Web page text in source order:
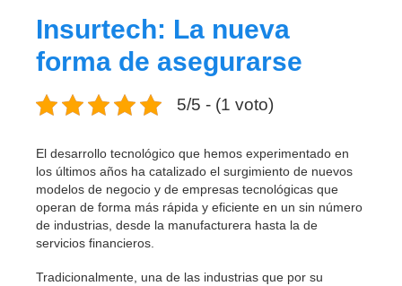
Insurtech: La nueva
forma de asegurarse
5/5 - (1 voto)
El desarrollo tecnológico que hemos experimentado en
los últimos años ha catalizado el surgimiento de nuevos
modelos de negocio y de empresas tecnológicas que
operan de forma más rápida y eficiente en un sin número
de industrias, desde la manufacturera hasta la de
servicios financieros.
Tradicionalmente, una de las industrias que por su